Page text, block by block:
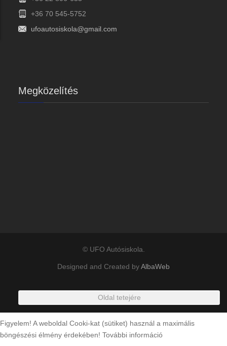
+36 70 545-5752
ufoautosiskola@gmail.com
Megközelítés
© UFO Autósiskola.
Designed and Created byAlbaWeb
Oldal tetejére
Figyelem! A weboldal Cooki-kat (sütiket) használ a maximális
böngészési élmény érdekében! További információ